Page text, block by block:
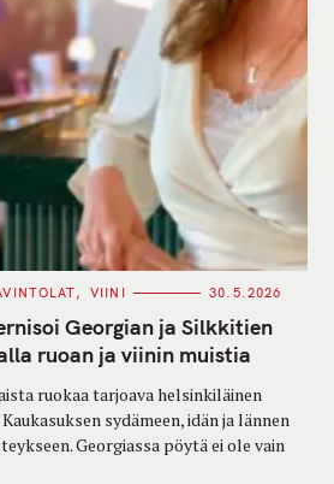
VIINI 30.5.2026
Georgian ja Silkkitien
ruoan ja viinin muistia
ruokaa tarjoava helsinkiläinen
sydämeen, idän ja lännen
Georgiassa pöytä ei ole vain